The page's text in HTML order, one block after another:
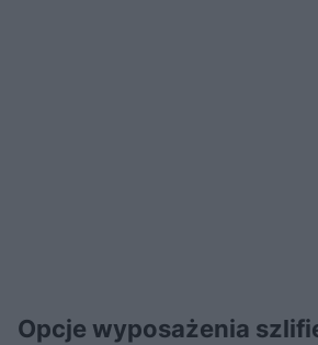
Opcje wyposażenia